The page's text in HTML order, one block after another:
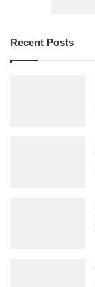
Recent Posts